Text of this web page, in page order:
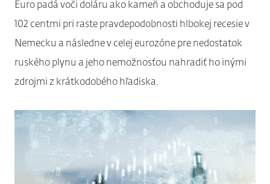
Euro padá voči doláru ako kameň a obchoduje sa pod
102 centmi pri raste pravdepodobnosti hlbokej recesie v
Nemecku a následne v celej eurozóne pre nedostatok
ruského plynu a jeho nemožnosťou nahradiť ho inými
zdrojmi z krátkodobého hľadiska.